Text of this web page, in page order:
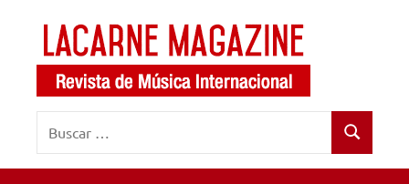
contenido
LaCarne
Magazine
de
música
internacional
Buscar